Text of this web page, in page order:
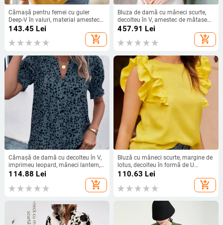
Cămașă pentru femei cu guler
Deep-V în valuri, material amestec
Tencel și poliester, mâneci scurte,
143.45 Lei
add_shopping_cart
Bluza de damă cu mâneci scurte,
decolteu în V, amestec de mătase
Mulberry și poliester, guler cu fular,
stil pulover, croială regular, vara
2025
457.91 Lei
add_shopping_cart
Cămașă de damă cu decolteu în V,
imprimeu leopard, mâneci lantern,
poliester, stil pulover
114.88 Lei
add_shopping_cart
Bluză cu mâneci scurte, margine de
lotus, decolteu în formă de U
(poliester 95%+, fără cute, croială
110.63 Lei
add_shopping_cart